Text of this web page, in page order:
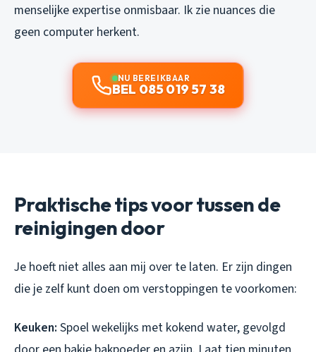
menselijke expertise onmisbaar. Ik zie nuances die
geen computer herkent.
NU BEREIKBAAR
BEL 085 019 57 38
Praktische tips voor tussen de
reinigingen door
Je hoeft niet alles aan mij over te laten. Er zijn dingen
die je zelf kunt doen om verstoppingen te voorkomen:
Keuken: Spoel wekelijks met kokend water, gevolgd